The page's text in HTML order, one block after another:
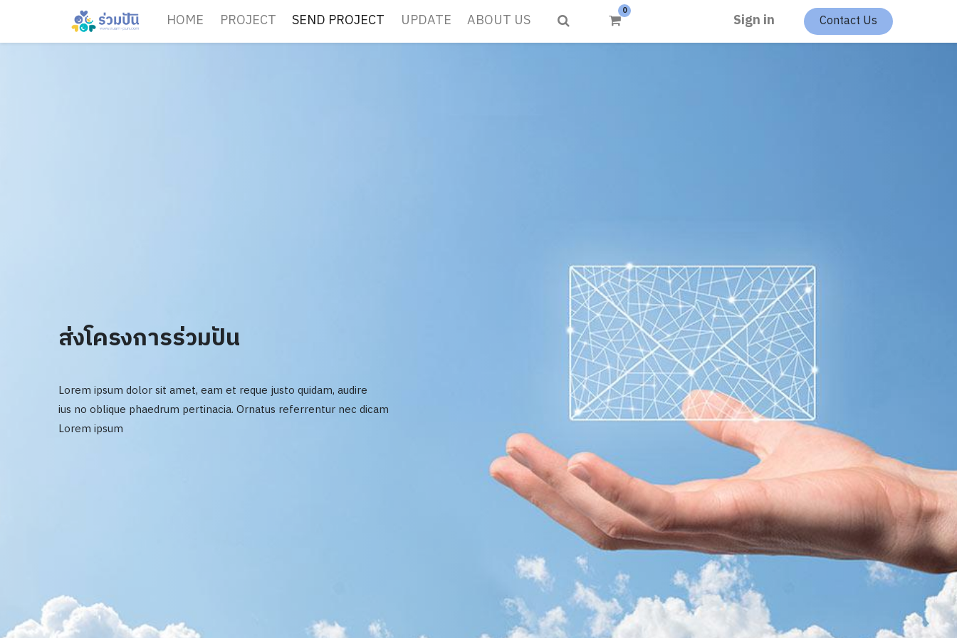
HOME PROJECT SEND PROJECT UPDATE ABOUT US 0 Sign in Contact Us
ส่งโครงการร่วมปัน
Lorem ipsum dolor sit amet, eam et reque justo quidam, audire
ius no oblique phaedrum pertinacia. Ornatus referrentur nec dicam
Lorem ipsum